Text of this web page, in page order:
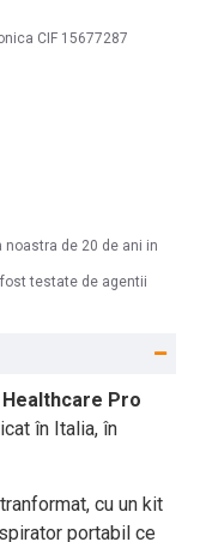
CIF 15677287
noastra de 20 de ani in
testate de agentii
Pro
în Italia, în
cu un kit
portabil ce